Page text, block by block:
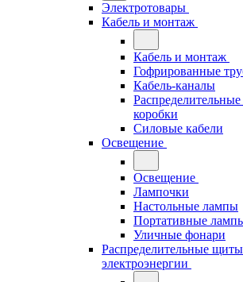
Электротовары
Кабель и монтаж
Кабель и монтаж
Гофрированные
Кабель-каналы
коробки
Силовые кабели
Освещение
Освещение
Лампочки
Настольные лампы
Портативные
Уличные фонари
Распределительные
электроэнергии